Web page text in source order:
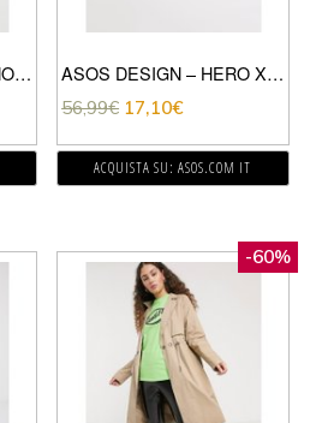
QED LONDON – PIUMINO LUNGO-NERO ASOS DESIGN – HERO XL – CAPPOTTO SERAFINO ROSA PASTELLO-MARRONE
56,99€ 17,10€
ACQUISTA SU: ASOS.COM IT
-60%